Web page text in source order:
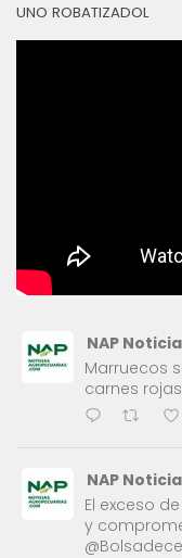
UNO ROBATIZADOL
NAP
Marruecos
carnes
NAP
El exceso
y